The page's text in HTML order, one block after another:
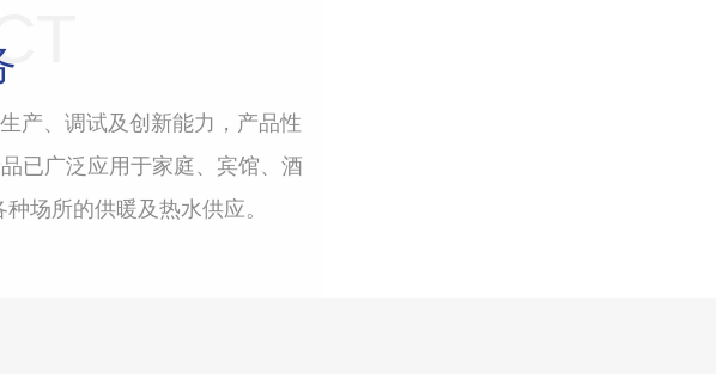
产、调试及创新能力，产品性
已广泛应用于家庭、宾馆、酒
场所的供暖及热水供应。